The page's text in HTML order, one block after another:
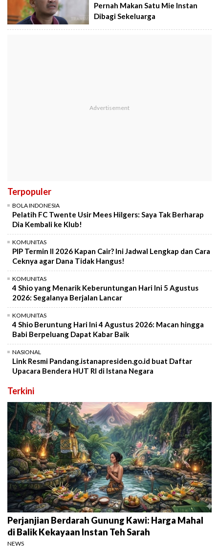
Pernah Makan Satu Mie Instan
Dibagi Sekeluarga
Terpopuler
BOLA INDONESIA
Pelatih FC Twente Usir Mees Hilgers: Saya Tak Berharap
Dia Kembali ke Klub!
KOMUNITAS
PIP Termin II 2026 Kapan Cair? Ini Jadwal Lengkap dan Cara
Ceknya agar Dana Tidak Hangus!
KOMUNITAS
4 Shio yang Menarik Keberuntungan Hari Ini 5 Agustus
2026: Segalanya Berjalan Lancar
KOMUNITAS
4 Shio Beruntung Hari Ini 4 Agustus 2026: Macan hingga
Babi Berpeluang Dapat Kabar Baik
NASIONAL
Link Resmi Pandang.istanapresiden.go.id buat Daftar
Upacara Bendera HUT RI di Istana Negara
Terkini
Perjanjian Berdarah Gunung Kawi: Harga Mahal
di Balik Kekayaan Instan Teh Sarah
NEWS